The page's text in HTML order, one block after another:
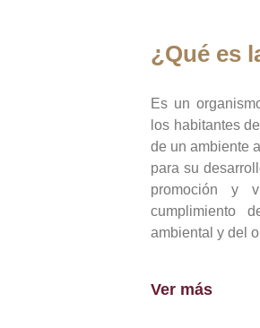
¿Qué es
Es un
los habitantes
de un ambiente
para su
promoción y
cumplimiento
ambiental y del
Ver más